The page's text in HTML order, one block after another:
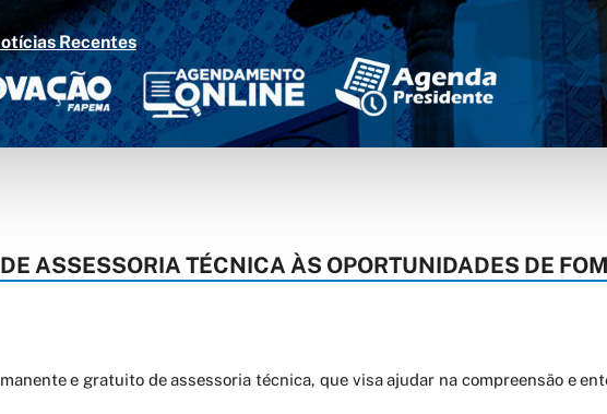
Recentes
ASSESSORIA TÉCNICA ÀS OPORTUNIDADES DE
e gratuito de assessoria técnica, que visa ajudar na compreensão e